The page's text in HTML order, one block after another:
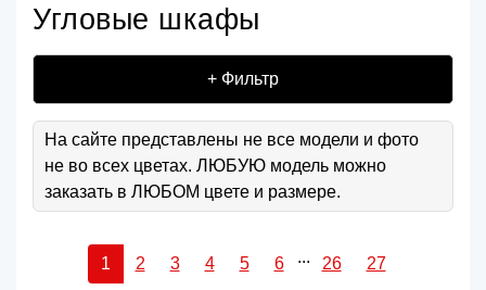
Угловые шкафы
+ Фильтр
На сайте представлены не все модели и фото
не во всех цветах. ЛЮБУЮ модель можно
заказать в ЛЮБОМ цвете и размере.
1 2 3 4 5 6 ... 26 27